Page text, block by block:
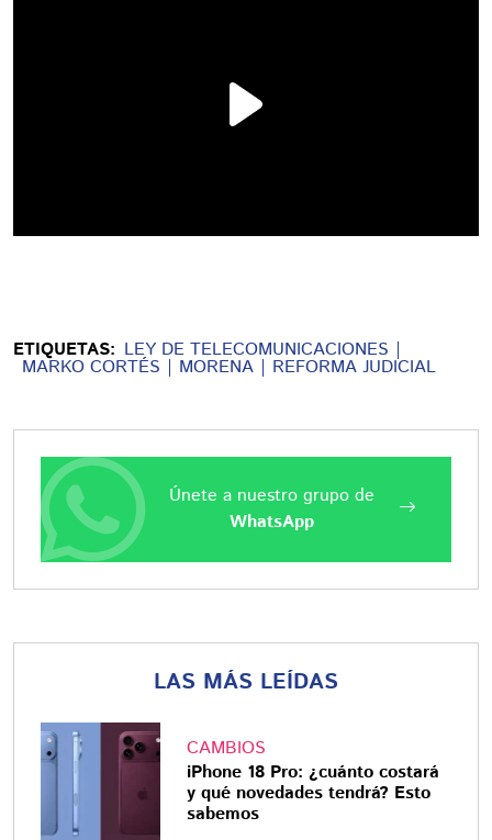
ETIQUETAS: LEY DE TELECOMUNICACIONES
MARKO CORTÉS MORENA REFORMA JUDICIAL
Únete a nuestro grupo de
WhatsApp
LAS MÁS LEÍDAS
CAMBIOS
iPhone 18 Pro: ¿cuánto costará
y qué novedades tendrá? Esto
sabemos